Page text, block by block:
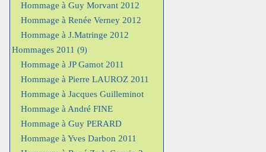
Hommage à Guy Morvant 2012
Hommage à Renée Verney 2012
Hommage à J.Matringe 2012
Hommages 2011 (9)
Hommage à JP Gamot 2011
Hommage à Pierre LAUROZ 2011
Hommage à Jacques Guilleminot
Hommage à André FINE
Hommage à Guy PERARD
Hommage à Yves Darbon 2011